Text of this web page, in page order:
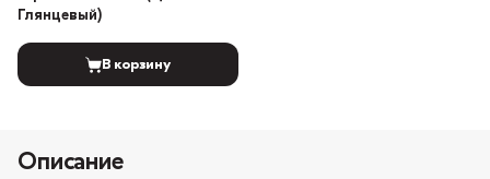
Глянцевый)
В корзину
Описание